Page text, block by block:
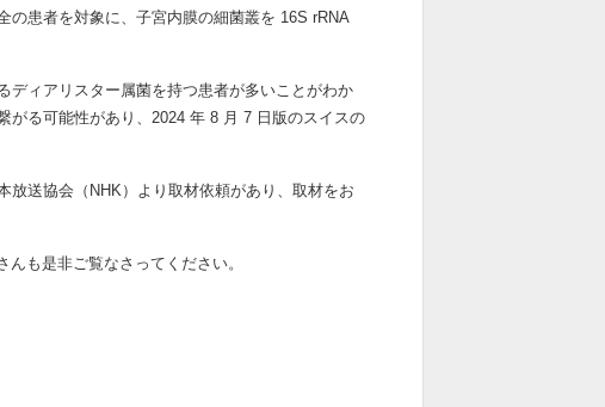
の患者を対象に、子宮内膜の細菌叢を 16S rRNA
ディアリスター属菌を持つ患者が多いことがわか
がる可能性があり、2024 年 8 月 7 日版のスイスの
放送協会（NHK）より取材依頼があり、取材をお
も是非ご覧なさってください。